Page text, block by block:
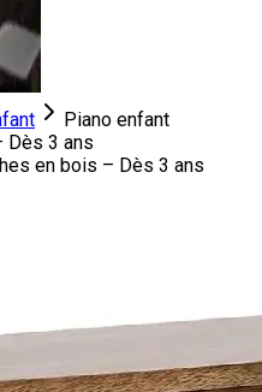
Piano enfant
Dès 3 ans
en bois – Dès 3 ans